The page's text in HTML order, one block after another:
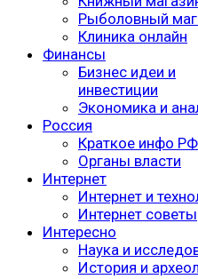
Рыболовный
Клиника онлайн
Финансы
Бизнес идеи и
инвестиции
Экономика и
Россия
Краткое инфо РФ
Органы власти
Интернет
Интернет и
Интернет советы
Интересно
Наука и
История и